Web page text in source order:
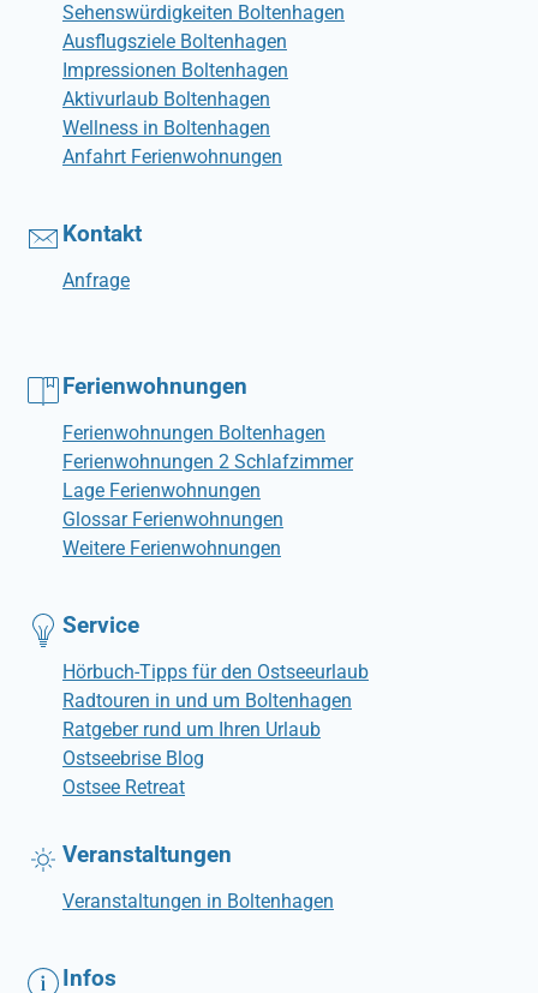
Sehenswürdigkeiten Boltenhagen
Ausflugsziele Boltenhagen
Impressionen Boltenhagen
Aktivurlaub Boltenhagen
Wellness in Boltenhagen
Anfahrt Ferienwohnungen
Kontakt
Anfrage
Ferienwohnungen
Ferienwohnungen Boltenhagen
Ferienwohnungen 2 Schlafzimmer
Lage Ferienwohnungen
Glossar Ferienwohnungen
Weitere Ferienwohnungen
Service
Hörbuch-Tipps für den Ostseeurlaub
Radtouren in und um Boltenhagen
Ratgeber rund um Ihren Urlaub
Ostseebrise Blog
Ostsee Retreat
Veranstaltungen
Veranstaltungen in Boltenhagen
Infos